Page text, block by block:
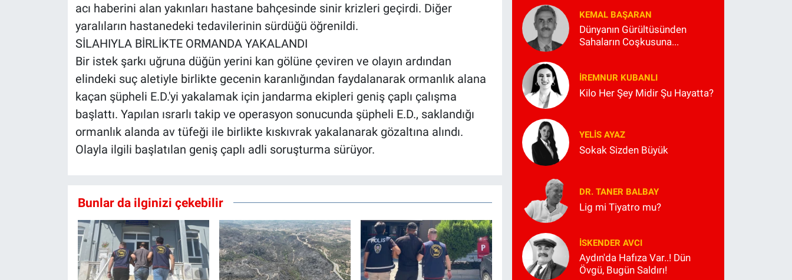
acı haberini alan yakınları hastane bahçesinde sinir krizleri geçirdi. Diğer
yaralıların hastanedeki tedavilerinin sürdüğü öğrenildi.
SİLAHIYLA BİRLİKTE ORMANDA YAKALANDI
Bir istek şarkı uğruna düğün yerini kan gölüne çeviren ve olayın ardından
elindeki suç aletiyle birlikte gecenin karanlığından faydalanarak ormanlık alana
kaçan şüpheli E.D.'yi yakalamak için jandarma ekipleri geniş çaplı çalışma
başlattı. Yapılan ısrarlı takip ve operasyon sonucunda şüpheli E.D., saklandığı
ormanlık alanda av tüfeği ile birlikte kıskıvrak yakalanarak gözaltına alındı.
Olayla ilgili başlatılan geniş çaplı adli soruşturma sürüyor.
Bunlar da ilginizi çekebilir
KEMAL BAŞARAN
Dünyanın Gürültüsünden
Sahaların Coşkusuna...
İREMNUR KUBANLI
Kilo Her Şey Midir Şu Hayatta?
YELIS AYAZ
Sokak Sizden Büyük
DR. TANER BALBAY
Lig mi Tiyatro mu?
İSKENDER AVCI
Aydın'da Hafıza Var..! Dün
Övgü, Bugün Saldırı!